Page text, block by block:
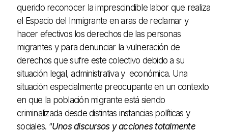
querido reconocer la imprescindible labor que realiza
el Espacio del Inmigrante en aras de reclamar y
hacer efectivos los derechos de las personas
migrantes y para denunciar la vulneración de
derechos que sufre este colectivo debido a su
situación legal, administrativa y económica. Una
situación especialmente preocupante en un contexto
en que la población migrante está siendo
criminalizada desde distintas instancias políticas y
sociales. “Unos discursos y acciones totalmente